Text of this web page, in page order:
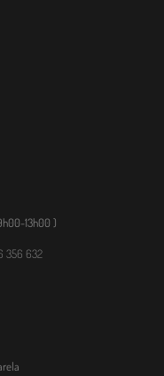
13h00 )
356 632